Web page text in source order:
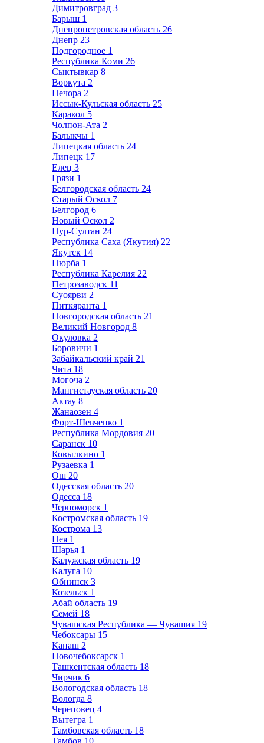
Димитровград 3
Барыш 1
Днепропетровская область 26
Днепр 23
Подгородное 1
Республика Коми 26
Сыктывкар 8
Воркута 2
Печора 2
Иссык-Кульская область 25
Каракол 5
Чолпон-Ата 2
Балыкчы 1
Липецкая область 24
Липецк 17
Елец 3
Грязи 1
Белгородская область 24
Старый Оскол 7
Белгород 6
Новый Оскол 2
Нур-Султан 24
Республика Саха (Якутия) 22
Якутск 14
Нюрба 1
Республика Карелия 22
Петрозаводск 11
Суоярви 2
Питкяранта 1
Новгородская область 21
Великий Новгород 8
Окуловка 2
Боровичи 1
Забайкальский край 21
Чита 18
Могоча 2
Мангистауская область 20
Актау 8
Жанаозен 4
Форт-Шевченко 1
Республика Мордовия 20
Саранск 10
Ковылкино 1
Рузаевка 1
Ош 20
Одесская область 20
Одесса 18
Черноморск 1
Костромская область 19
Кострома 13
Нея 1
Шарья 1
Калужская область 19
Калуга 10
Обнинск 3
Козельск 1
Абай область 19
Семей 18
Чувашская Республика — Чувашия 19
Чебоксары 15
Канаш 2
Новочебоксарск 1
Ташкентская область 18
Чирчик 6
Вологодская область 18
Вологда 8
Череповец 4
Вытегра 1
Тамбовская область 18
Тамбов 10